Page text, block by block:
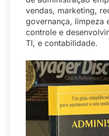
vendas, marketing,
governança, limpeza
controle e
TI, e contabilidade.